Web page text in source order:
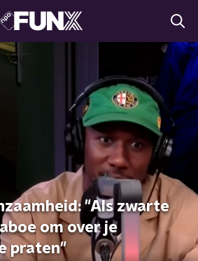
"Als zwarte
om over je
praten"